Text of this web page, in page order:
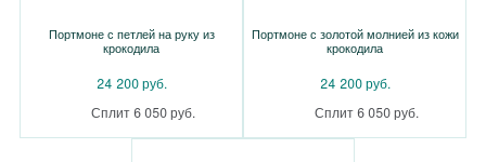
Портмоне с петлей на руку из
крокодила
24 200 руб.
Сплит 6 050 руб.
Портмоне с золотой молнией из кожи
крокодила
24 200 руб.
Сплит 6 050 руб.